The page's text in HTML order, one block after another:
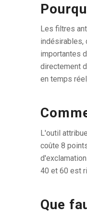
Les filtres
indésirables,
importantes
directement
en temps
L'outil
coûte 8
40 et 60 est
Que